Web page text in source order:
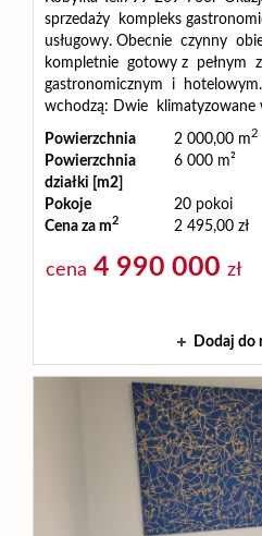
sprzedaży kompleks
usługowy. Obecnie czynny
kompletnie gotowy z pełnym
gastronomicznym i
wchodzą: Dwie klimatyzowane
Powierzchnia 2 000,00 m2
Powierzchnia
działki [m2]
6 000 m²
Pokoje
20 pokoi
Cena za m2 2 495,00 zł
cena 4 990 000 zł
Dodaj do